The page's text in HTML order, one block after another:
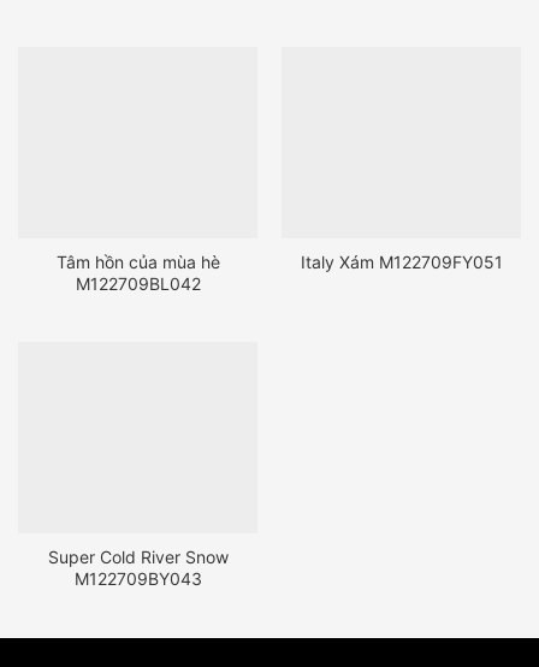
Tâm hồn của mùa hè
M122709BL042
Italy Xám M122709FY051
Super Cold River Snow
M122709BY043